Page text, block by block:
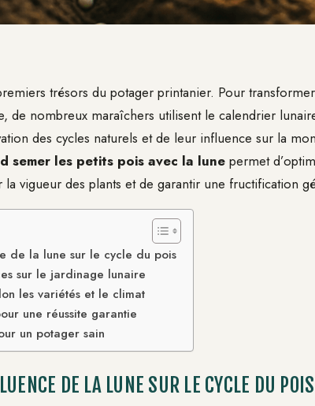
trésors du potager printanier. Pour
de nombreux maraîchers utilisent le calendrier
des cycles naturels et de leur influence sur la
semer les petits pois avec la lune permet
vigueur des plants et de garantir une fructification
de la lune sur le cycle du pois
sur le jardinage lunaire
les variétés et le climat
une réussite garantie
un potager sain
DE LA LUNE SUR LE CYCLE DU POIS